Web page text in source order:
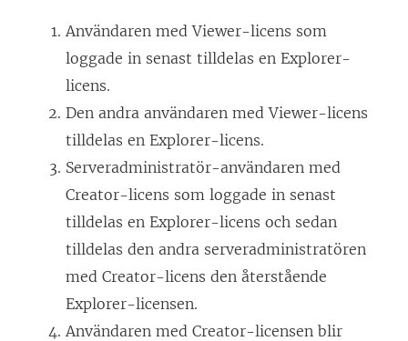
Användaren med Viewer-licens som
loggade in senast tilldelas en Explorer-
licens.
Den andra användaren med Viewer-licens
tilldelas en Explorer-licens.
Serveradministratör-användaren med
Creator-licens som loggade in senast
tilldelas en Explorer-licens och sedan
tilldelas den andra serveradministratören
med Creator-licens den återstående
Explorer-licensen.
Användaren med Creator-licensen blir